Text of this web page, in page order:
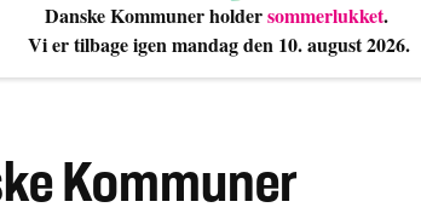
Danske Kommuner holdersommerlukket.
Vi er tilbage igen mandag den 10. august 2026.
Kommuner